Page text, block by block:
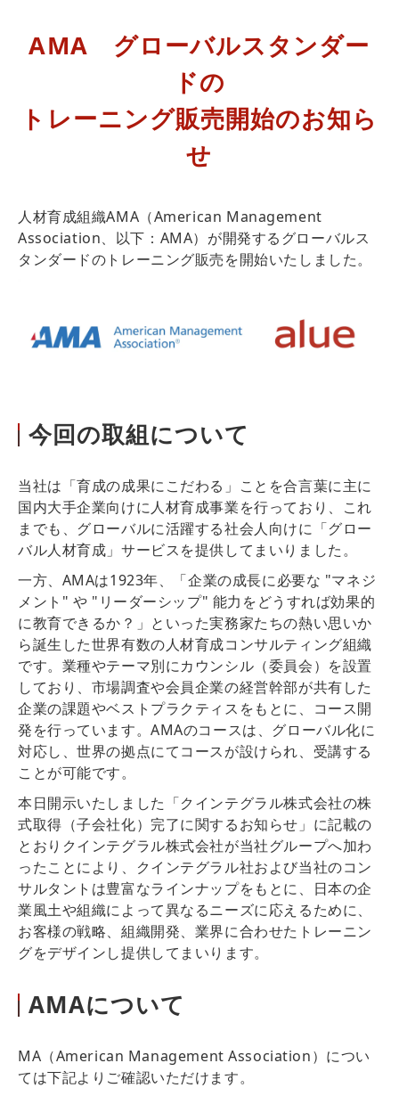
AMA　グローバルスタンダー
ドの
トレーニング販売開始のお知ら
せ
人材育成組織AMA（American Management
Association、以下：AMA）が開発するグローバルス
タンダードのトレーニング販売を開始いたしました。
今回の取組について
当社は「育成の成果にこだわる」ことを合言葉に主に
国内大手企業向けに人材育成事業を行っており、これ
までも、グローバルに活躍する社会人向けに「グロー
バル人材育成」サービスを提供してまいりました。
一方、AMAは1923年、「企業の成長に必要な "マネジ
メント" や "リーダーシップ" 能力をどうすれば効果的
に教育できるか？」といった実務家たちの熱い思いか
ら誕生した世界有数の人材育成コンサルティング組織
です。業種やテーマ別にカウンシル（委員会）を設置
しており、市場調査や会員企業の経営幹部が共有した
企業の課題やベストプラクティスをもとに、コース開
発を行っています。AMAのコースは、グローバル化に
対応し、世界の拠点にてコースが設けられ、受講する
ことが可能です。
本日開示いたしました「クインテグラル株式会社の株
式取得（子会社化）完了に関するお知らせ」に記載の
とおりクインテグラル株式会社が当社グループへ加わ
ったことにより、クインテグラル社および当社のコン
サルタントは豊富なラインナップをもとに、日本の企
業風土や組織によって異なるニーズに応えるために、
お客様の戦略、組織開発、業界に合わせたトレーニン
グをデザインし提供してまいります。
AMAについて
MA（American Management Association）につい
ては下記よりご確認いただけます。